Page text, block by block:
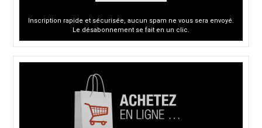
Inscription rapide et sécurisée, aucun spam ne vous sera envoyé.
Le désabonnement se fait en un clic.